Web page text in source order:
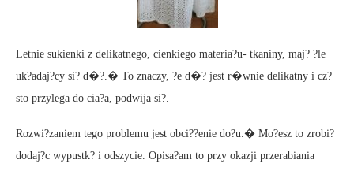
Letnie sukienki z delikatnego, cienkiego materia?u- tkaniny, maj? ?le
uk?adaj?cy si? d�?.� To znaczy, ?e d�? jest r�wnie delikatny i cz?
sto przylega do cia?a, podwija si?.
Rozwi?zaniem tego problemu jest obci??enie do?u.� Mo?esz to zrobi?
dodaj?c wypustk? i odszycie. Opisa?am to przy okazji przerabiania